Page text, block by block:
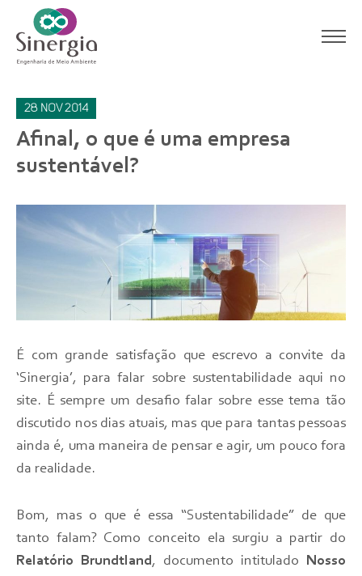
28 nov2014
Afinal, o que é uma empresa
sustentável?
É com grande satisfação que escrevo a convite da
‘Sinergia’, para falar sobre sustentabilidade aqui no
site. É sempre um desafio falar sobre esse tema tão
discutido nos dias atuais, mas que para tantas pessoas
ainda é, uma maneira de pensar e agir, um pouco fora
da realidade.
Bom, mas o que é essa “Sustentabilidade” de que
tanto falam? Como conceito ela surgiu a partir do
Relatório Brundtland, documento intitulado Nosso